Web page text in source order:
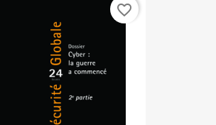
favorite_border